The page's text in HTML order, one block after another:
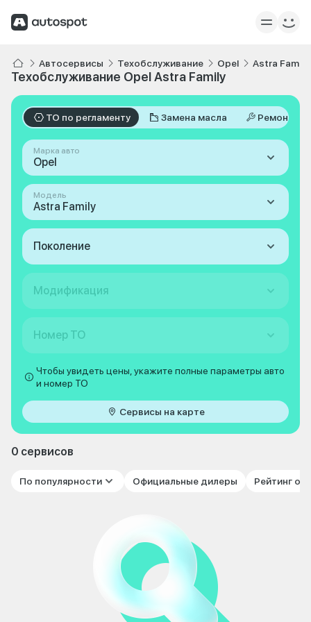
Автосервисы Техобслуживание Opel Astra Family
Техобслуживание Opel Astra Family
ТО по регламенту Замена масла Ремонт
Марка авто
Opel
Модель
Astra Family
Поколение
Модификация
Номер ТО
Чтобы увидеть цены, укажите полные параметры авто
и номер ТО
Сервисы на карте
0 сервисов
По популярности Официальные дилеры Рейтинг